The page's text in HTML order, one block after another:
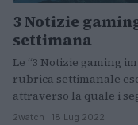
3 Notizie
settimana
Le “3 Notizie gaming
rubrica settimanale
attraverso la quale i
2watch · 18 Lug 2022